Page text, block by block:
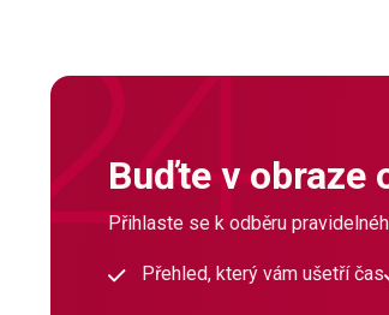
Buďte v obraze
Přihlaste se k odběru
Přehled, který vám ušetří čas